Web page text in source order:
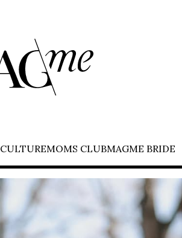
CULTUREMOMS CLUBMAGME BRIDE